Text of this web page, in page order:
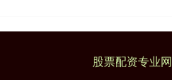
股票配资专业网